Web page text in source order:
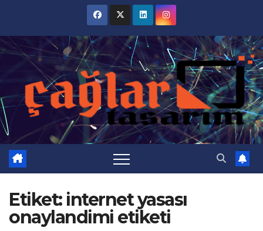
content
Etiket: internet yasası
onaylandimi etiketi